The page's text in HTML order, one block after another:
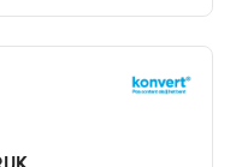
rond kennisdeling,
activiteiten.